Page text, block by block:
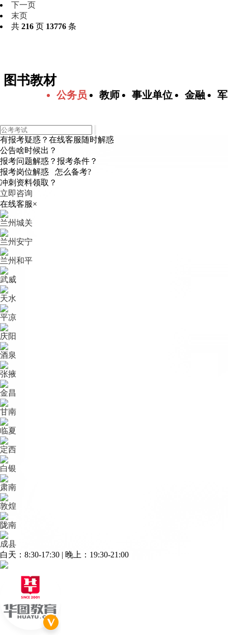
下一页
末页
共 216 页 13776 条
图书教材
公务员 教师 事业单位 金融
有报考疑惑？在线客服随时解惑
公告啥时候出？
报考问题解惑？报考条件？
报考岗位解惑 怎么备考?
冲刺资料领取？
立即咨询
在线客服×
兰州城关
兰州安宁
兰州和平
武威
天水
平凉
庆阳
酒泉
张掖
金昌
甘南
临夏
定西
白银
肃南
敦煌
陇南
成县
白天：8:30-17:30 | 晚上：19:30-21:00